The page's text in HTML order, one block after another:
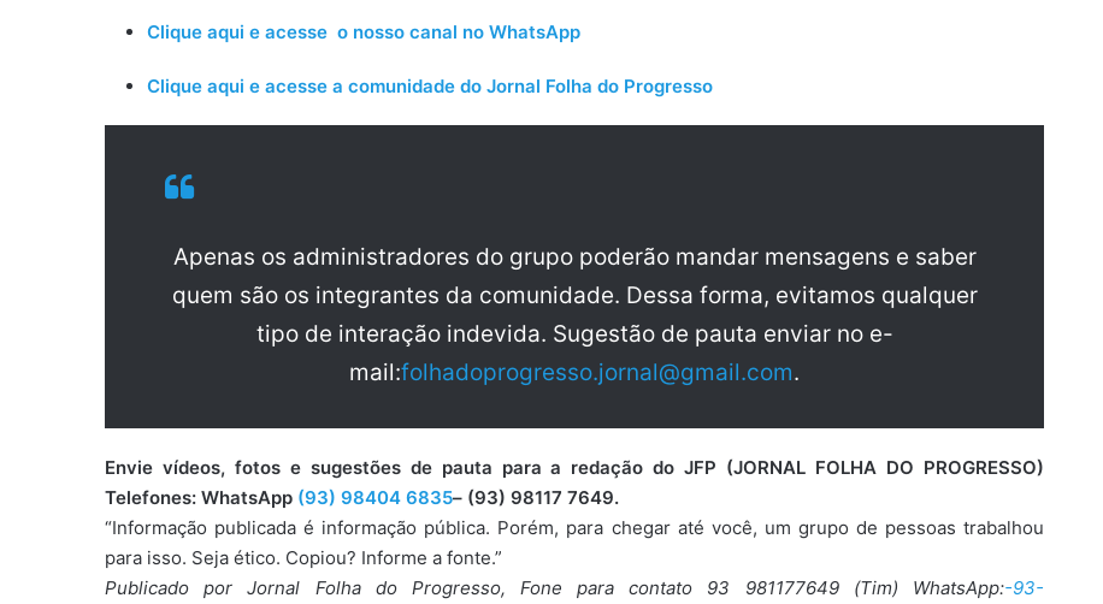
Clique aqui e acesse o nosso canal no WhatsApp
Clique aqui e acesse a comunidade do Jornal Folha do Progresso
Apenas os administradores do grupo poderão mandar mensagens e saber
quem são os integrantes da comunidade. Dessa forma, evitamos qualquer
tipo de interação indevida. Sugestão de pauta enviar no e-
mail:folhadoprogresso.jornal@gmail.com.
Envie vídeos, fotos e sugestões de pauta para a redação do JFP (JORNAL FOLHA DO PROGRESSO)
Telefones: WhatsApp (93) 98404 6835– (93) 98117 7649.
“Informação publicada é informação pública. Porém, para chegar até você, um grupo de pessoas trabalhou
para isso. Seja ético. Copiou? Informe a fonte.”
Publicado por Jornal Folha do Progresso, Fone para contato 93 981177649 (Tim) WhatsApp:-93-